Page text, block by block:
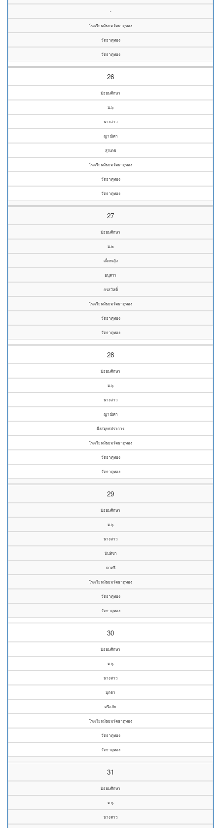
-
โรงเรียนมัธยมวัดธาตุทอง
วัดธาตุทอง
วัดธาตุทอง
26
มัธยมศึกษา
ม.๖
นางสาว
ญาณิศา
สุรเดช
โรงเรียนมัธยมวัดธาตุทอง
วัดธาตุทอง
วัดธาตุทอง
27
มัธยมศึกษา
ม.๒
เด็กหญิง
อนุสรา
กรสวัสดิ์
โรงเรียนมัธยมวัดธาตุทอง
วัดธาตุทอง
วัดธาตุทอง
28
มัธยมศึกษา
ม.๖
นางสาว
ญาณิศา
ฝั่งสมุทรปราการ
โรงเรียนมัธยมวัดธาตุทอง
วัดธาตุทอง
วัดธาตุทอง
29
มัธยมศึกษา
ม.๖
นางสาว
นันทิชา
ดาศรี
โรงเรียนมัธยมวัดธาตุทอง
วัดธาตุทอง
วัดธาตุทอง
30
มัธยมศึกษา
ม.๖
นางสาว
มุกดา
ศรีอภัย
โรงเรียนมัธยมวัดธาตุทอง
วัดธาตุทอง
วัดธาตุทอง
31
มัธยมศึกษา
ม.๖
นางสาว